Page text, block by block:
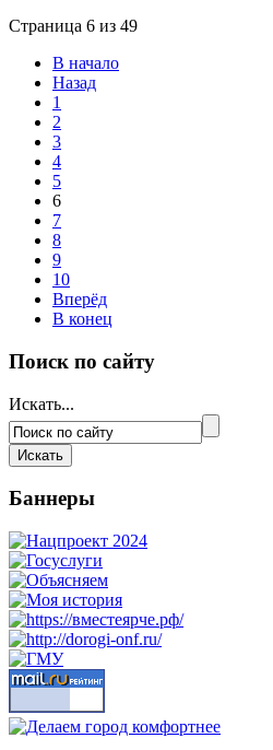
Страница 6 из 49
В начало
Назад
1
2
3
4
5
6
7
8
9
10
Вперёд
В конец
Поиск по сайту
Искать...
Баннеры